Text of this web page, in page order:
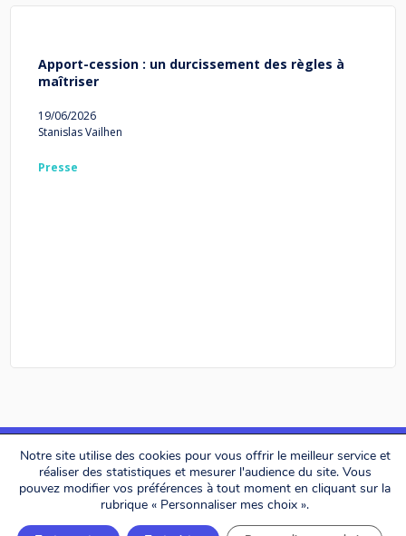
Apport-cession : un durcissement des règles à
maîtriser
19/06/2026
Stanislas Vailhen
Presse
Alerion Avocats © 2026. All rights reserved.
Notre site utilise des cookies pour vous offrir le meilleur service et
réaliser des statistiques et mesurer l'audience du site. Vous
pouvez modifier vos préférences à tout moment en cliquant sur la
rubrique « Personnaliser mes choix ».